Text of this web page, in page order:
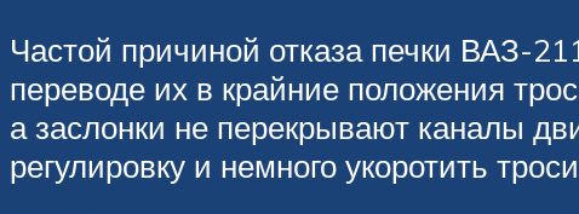
Частой причиной отказа печки ВАЗ-
переводе их в крайние положения
а заслонки не перекрывают каналы
регулировку и немного укоротить